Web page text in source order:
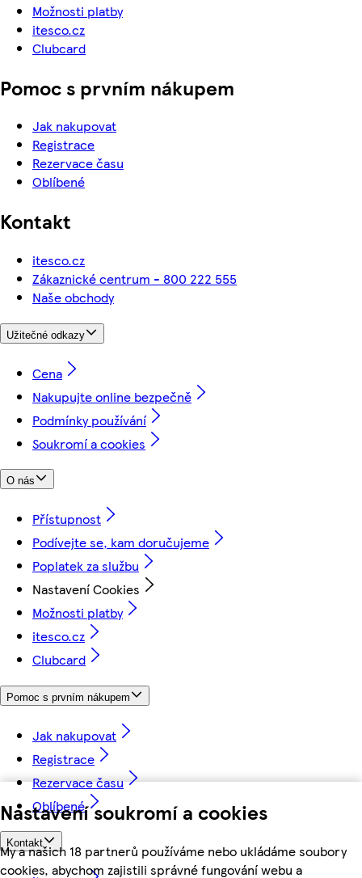
Nastavení soukromí a cookies
My a našich 18 partnerů používáme nebo ukládáme soubory
cookies, abychom zajistili správné fungování webu a
Možnosti platby
itesco.cz
Clubcard
Pomoc s prvním nákupem
Jak nakupovat
Registrace
Rezervace času
Oblíbené
Kontakt
itesco.cz
Zákaznické centrum - 800 222 555
Naše obchody
Užitečné odkazy
Cena
Nakupujte online bezpečně
Podmínky používání
Soukromí a cookies
O nás
Přístupnost
Podívejte se, kam doručujeme
Poplatek za službu
Nastavení Cookies
Možnosti platby
itesco.cz
Clubcard
Pomoc s prvním nákupem
Jak nakupovat
Registrace
Rezervace času
Oblíbené
Kontakt